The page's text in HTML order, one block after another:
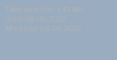
Taille du fichier: 1.43 Mo
Créé: 08-06-2022
Mis à jour: 08-06-2022